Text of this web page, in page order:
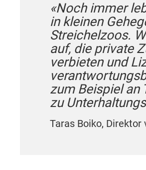
«Noch immer
in kleinen
Streichelzoos.
auf, die private
verbieten und
zum Beispiel an
zu
Taras Boiko, Direktor